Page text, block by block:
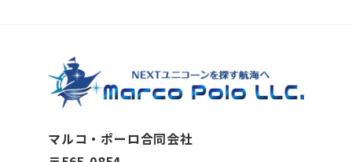
マルコ・ポーロ合同会社